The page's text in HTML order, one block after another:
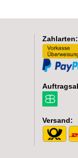
Zahlarten:
Versand: